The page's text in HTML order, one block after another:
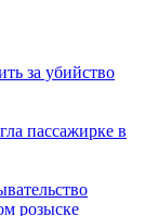
за убийство
пассажирке в
розыске